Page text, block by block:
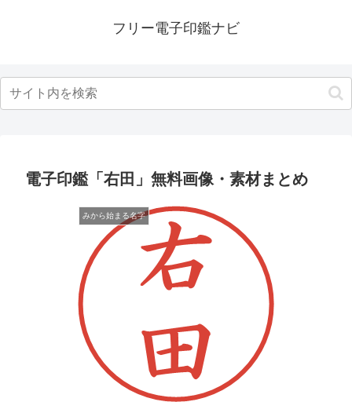
フリー電子印鑑ナビ
電子印鑑「右田」無料画像・素材まとめ
みから始まる名字